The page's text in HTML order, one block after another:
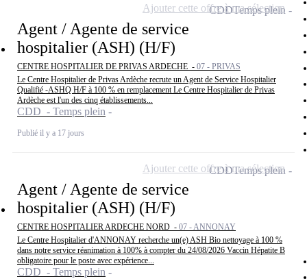
Agent / Agente de service
hospitalier (ASH) (H/F)
CENTRE HOSPITALIER DE PRIVAS ARDECHE - 07 - PRIVAS
Le Centre Hospitalier de Privas Ardèche recrute un Agent de Service Hospitalier
Qualifié -ASHQ H/F à 100 % en remplacement Le Centre Hospitalier de Privas
Ardèche est l'un des cinq établissements...
CDD - Temps plein
Publié il y a 17 jours
CDDTemps plein
Ajouter cette offre à ma sélection
Agent / Agente de service
hospitalier (ASH) (H/F)
CENTRE HOSPITALIER ARDECHE NORD - 07 - ANNONAY
Le Centre Hospitalier d'ANNONAY recherche un(e) ASH Bio nettoyage à 100 %
dans notre service réanimation à 100% à compter du 24/08/2026 Vaccin Hépatite B
obligatoire pour le poste avec expérience...
CDD - Temps plein
CDDTemps plein
Ajouter cette offre à ma sélection